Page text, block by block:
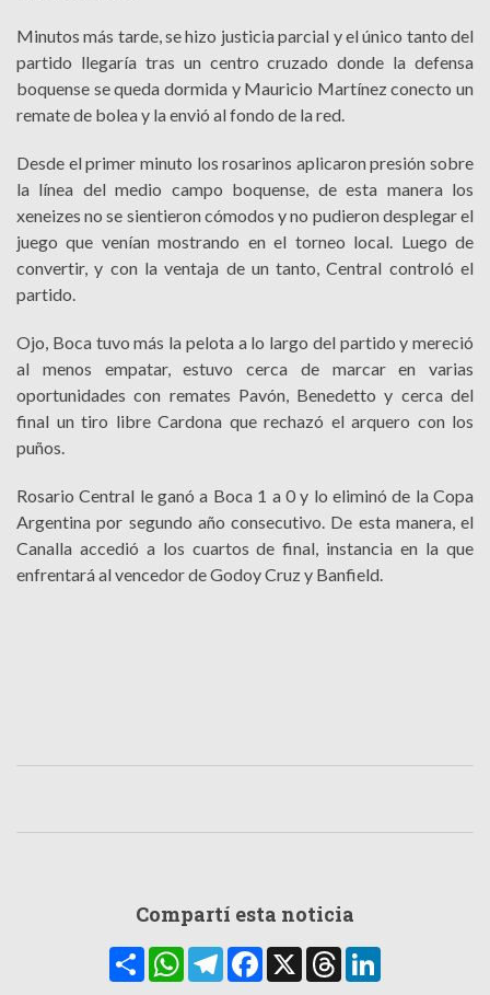
Minutos más tarde, se hizo justicia parcial y el único tanto del
partido llegaría tras un centro cruzado donde la defensa
boquense se queda dormida y Mauricio Martínez conecto un
remate de bolea y la envió al fondo de la red.
Desde el primer minuto los rosarinos aplicaron presión sobre
la línea del medio campo boquense, de esta manera los
xeneizes no se sientieron cómodos y no pudieron desplegar el
juego que venían mostrando en el torneo local. Luego de
convertir, y con la ventaja de un tanto, Central controló el
partido.
Ojo, Boca tuvo más la pelota a lo largo del partido y mereció
al menos empatar, estuvo cerca de marcar en varias
oportunidades con remates Pavón, Benedetto y cerca del
final un tiro libre Cardona que rechazó el arquero con los
puños.
Rosario Central le ganó a Boca 1 a 0 y lo eliminó de la Copa
Argentina por segundo año consecutivo. De esta manera, el
Canalla accedió a los cuartos de final, instancia en la que
enfrentará al vencedor de Godoy Cruz y Banfield.
Compartí esta noticia
CompartirWhatsAppTelegramFacebook
X Threads